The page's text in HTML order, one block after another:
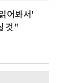
어봐서'
것"